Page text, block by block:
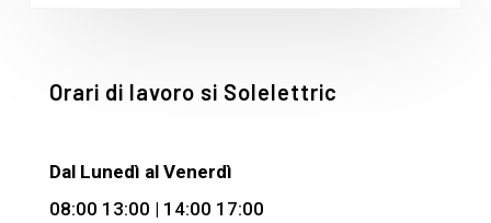
Orari di lavoro si Solelettric
Dal Lunedì al Venerdì
08:00 13:00 | 14:00 17:00